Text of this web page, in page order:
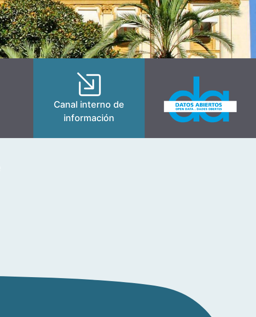
Canal interno de
información